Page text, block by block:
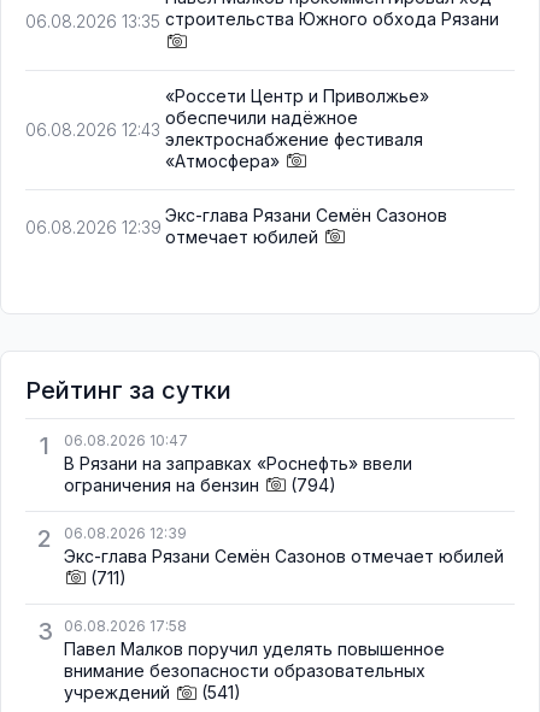
06.08.2026 13:35 строительства Южного обхода Рязани
06.08.2026 12:43
«Россети Центр и Приволжье»
обеспечили надёжное
электроснабжение фестиваля
«Атмосфера»
06.08.2026 12:39
Экс-глава Рязани Семён Сазонов
отмечает юбилей
Рейтинг за сутки
1
06.08.2026 10:47
В Рязани на заправках «Роснефть» ввели
ограничения на бензин
(794)
2 06.08.2026 12:39
Экс-глава Рязани Семён Сазонов отмечает юбилей
(711)
3 06.08.2026 17:58
Павел Малков поручил уделять повышенное
внимание безопасности образовательных
учреждений
(541)